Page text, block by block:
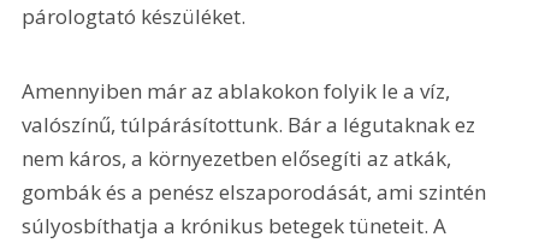
párologtató készüléket.
Amennyiben már az ablakokon folyik le a víz,
valószínű, túlpárásítottunk. Bár a légutaknak ez
nem káros, a környezetben elősegíti az atkák,
gombák és a penész elszaporodását, ami szintén
súlyosbíthatja a krónikus betegek tüneteit. A